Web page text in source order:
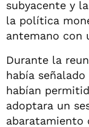
subyacente y
la política
antemano con
Durante la
había
habían
adoptara un
abaratamiento